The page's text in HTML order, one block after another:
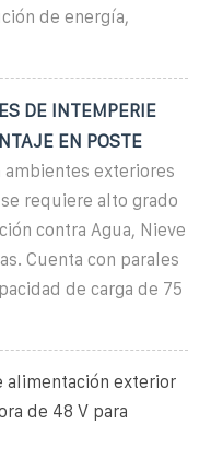
de energía,
DE INTEMPERIE
EN POSTE
ambientes exteriores
requiere alto grado
contra Agua, Nieve
Cuenta con parales
de carga de 75
alimentación exterior
de 48 V para